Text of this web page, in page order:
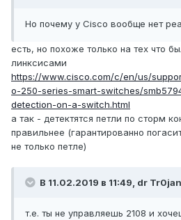
Но почему у Cisco вообще нет
есть, но похоже только на тех что
линксисами
https://www.cisco.com/c/en/us/
o-250-series-smart-switches/
detection-on-a-switch.html
а так - детектятся петли по сторм
правильнее (гарантированно
не только петле)
В 11.02.2019 в 11:49, dr Tr0jan
т.е. ты не управляешь 2108 и